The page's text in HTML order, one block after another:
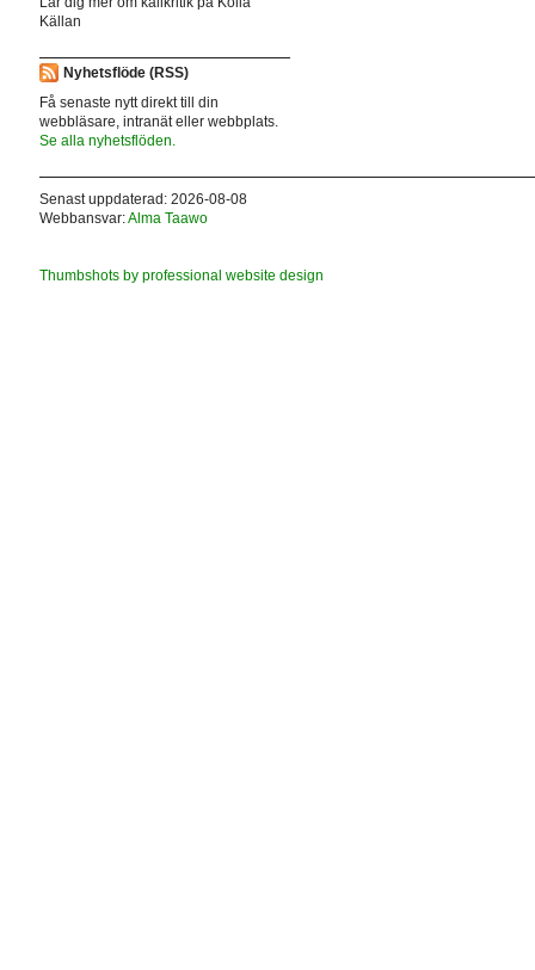
Källan
Nyhetsflöde (RSS)
Få senaste nytt direkt till din
webbläsare, intranät eller webbplats.
Se alla nyhetsflöden.
Senast uppdaterad: 2026-08-08
Webbansvar:Alma Taawo
Thumbshots by professional website design